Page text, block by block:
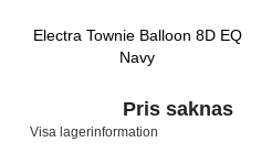
Electra Townie Balloon 8D EQ
Navy
Pris saknas
Visa lagerinformation